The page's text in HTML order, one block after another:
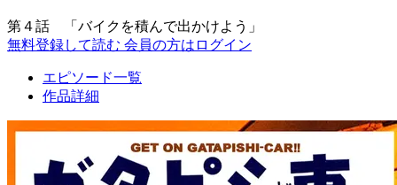
第４話 「バイクを積んで出かけよう」
無料登録して読む 会員の方はログイン
エピソード一覧
作品詳細